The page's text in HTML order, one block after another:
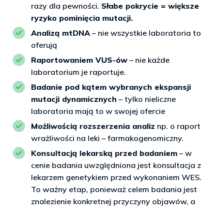
razy dla pewności. Słabe pokrycie = większe
ryzyko pominięcia mutacji.
Analizą mtDNA – nie wszystkie laboratoria to
oferują
Raportowaniem VUS-ów – nie każde
laboratorium je raportuje.
Badanie pod kątem wybranych ekspansji
mutacji dynamicznych – tylko nieliczne
laboratoria mają to w swojej ofercie
Możliwością rozszerzenia analiz np. o raport
wrażliwości na leki – farmakogenomiczny.
Konsultacją lekarską przed badaniem – w
cenie badania uwzględniona jest konsultacja z
lekarzem genetykiem przed wykonaniem WES.
To ważny etap, ponieważ celem badania jest
znalezienie konkretnej przyczyny objawów, a